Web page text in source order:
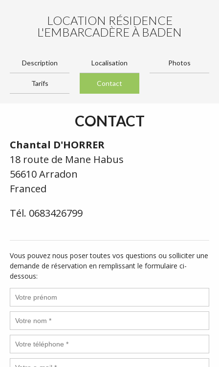
LOCATION RÉSIDENCE
L'EMBARCADÈRE À BADEN
Description Localisation Photos
Tarifs Contact
CONTACT
Chantal D'HORRER
18 route de Mane Habus
56610 Arradon
Franced
Tél. 0683426799
Vous pouvez nous poser toutes vos questions ou solliciter une
demande de réservation en remplissant le formulaire ci-
dessous: